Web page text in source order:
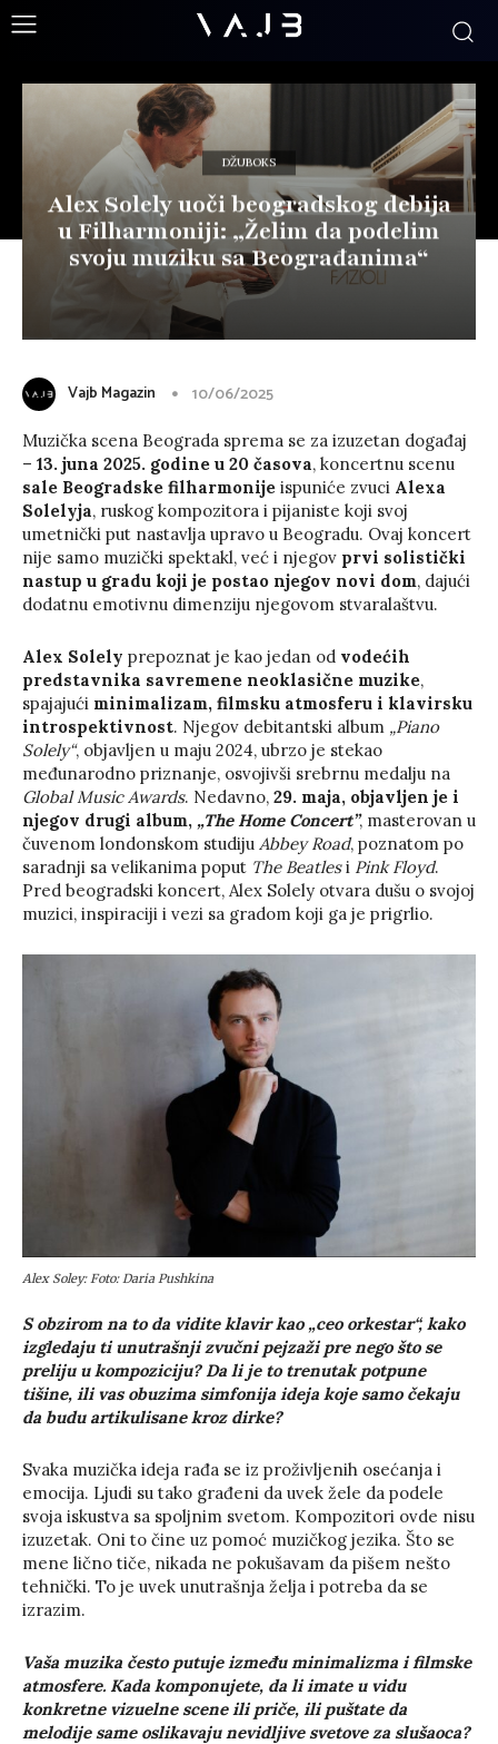
DŽUBOKS
Alex Solely uoči beogradskog debija
u Filharmoniji: „Želim da podelim
svoju muziku sa Beograđanima“
Vajb Magazin 10/06/2025
Muzička scena Beograda sprema se za izuzetan događaj
– 13. juna 2025. godine u 20 časova, koncertnu scenu
sale Beogradske filharmonije ispuniće zvuci Alexa
Solelyja, ruskog kompozitora i pijaniste koji svoj
umetnički put nastavlja upravo u Beogradu. Ovaj koncert
nije samo muzički spektakl, već i njegov prvi solistički
nastup u gradu koji je postao njegov novi dom, dajući
dodatnu emotivnu dimenziju njegovom stvaralaštvu.
Alex Solely prepoznat je kao jedan od vodećih
predstavnika savremene neoklasične muzike,
spajajući minimalizam, filmsku atmosferu i klavirsku
introspektivnost. Njegov debitantski album „Piano
Solely“, objavljen u maju 2024, ubrzo je stekao
međunarodno priznanje, osvojivši srebrnu medalju na
Global Music Awards. Nedavno, 29. maja, objavljen je i
njegov drugi album, „The Home Concert”, masterovan u
čuvenom londonskom studiju Abbey Road, poznatom po
saradnji sa velikanima poput The Beatlesi Pink Floyd.
Pred beogradski koncert, Alex Solely otvara dušu o svojoj
muzici, inspiraciji i vezi sa gradom koji ga je prigrlio.
Alex Soley: Foto: Daria Pushkina
S obzirom na to da vidite klavir kao „ceo orkestar“, kako
izgledaju ti unutrašnji zvučni pejzaži pre nego što se
preliju u kompoziciju? Da li je to trenutak potpune
tišine, ili vas obuzima simfonija ideja koje samo čekaju
da budu artikulisane kroz dirke?
Svaka muzička ideja rađa se iz proživljenih osećanja i
emocija. Ljudi su tako građeni da uvek žele da podele
svoja iskustva sa spoljnim svetom. Kompozitori ovde nisu
izuzetak. Oni to čine uz pomoć muzičkog jezika. Što se
mene lično tiče, nikada ne pokušavam da pišem nešto
tehnički. To je uvek unutrašnja želja i potreba da se
izrazim.
Vaša muzika često putuje između minimalizma i filmske
atmosfere. Kada komponujete, da li imate u vidu
konkretne vizuelne scene ili priče, ili puštate da
melodije same oslikavaju nevidljive svetove za slušaoca?